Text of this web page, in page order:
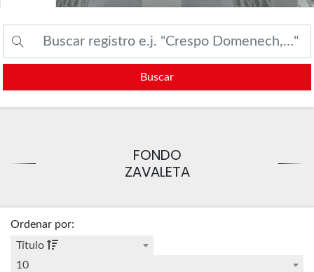
Buscar
FONDO
ZAVALETA
Ordenar por:
Título
10